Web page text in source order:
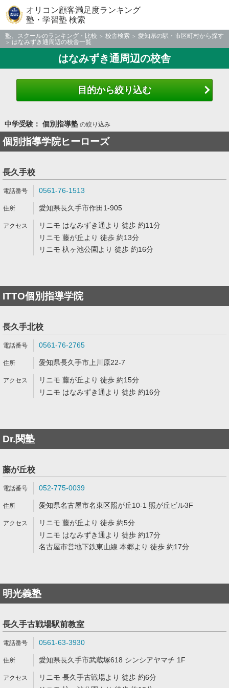
オリコン顧客満足度ランキング
塾・学習塾 検索
塾、スクールのランキング・比較 校舎検索
愛知県の駅・市区町村から探す
はなみずき通周辺の校舎一覧
はなみずき通周辺の校舎
目的から絞り込む
中学受験： 個別指導塾の絞り込み
個別指導学院ヒーローズ
長久手校
0561-76-1513
愛知県長久手市作田1-905
リニモ はなみずき通より 徒歩 約11分
リニモ 藤が丘より 徒歩 約13分
リニモ 杁ヶ池公園より 徒歩 約16分
ITTO個別指導学院
長久手北校
0561-76-2765
愛知県長久手市上川原22-7
リニモ 藤が丘より 徒歩 約15分
リニモ はなみずき通より 徒歩 約16分
Dr.関塾
藤が丘校
052-775-0039
愛知県名古屋市名東区照が丘10-1 照が丘ビル3F
リニモ 藤が丘より 徒歩 約5分
リニモ はなみずき通より 徒歩 約17分
名古屋市営地下鉄東山線 本郷より 徒歩 約17分
明光義塾
長久手古戦場駅前教室
0561-63-3930
愛知県長久手市武蔵塚618 シンシアヤマチ 1F
リニモ 長久手古戦場より 徒歩 約6分